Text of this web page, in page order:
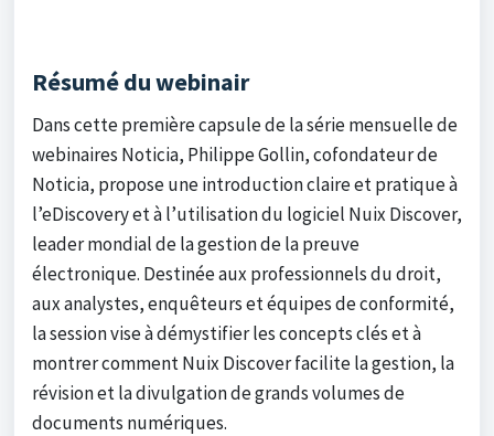
Résumé du webinair
Dans cette première capsule de la série mensuelle de
webinaires Noticia, Philippe Gollin, cofondateur de
Noticia, propose une introduction claire et pratique à
l’eDiscovery et à l’utilisation du logiciel Nuix Discover,
leader mondial de la gestion de la preuve
électronique. Destinée aux professionnels du droit,
aux analystes, enquêteurs et équipes de conformité,
la session vise à démystifier les concepts clés et à
montrer comment Nuix Discover facilite la gestion, la
révision et la divulgation de grands volumes de
documents numériques.